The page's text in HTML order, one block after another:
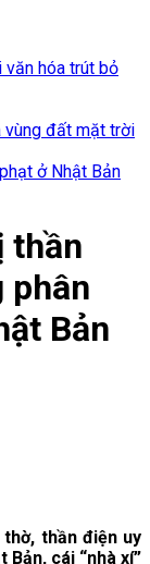
văn hóa trút bỏ
vùng đất mặt trời
ở Nhật Bản
thần
phân
Bản
thần điện uy
cái “nhà xí”